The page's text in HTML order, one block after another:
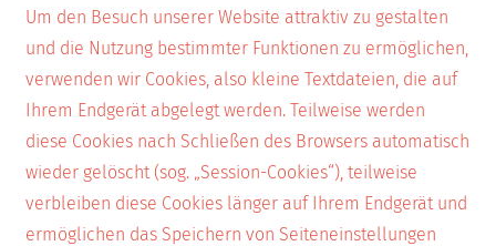
Um den Besuch unserer Website attraktiv zu gestalten
und die Nutzung bestimmter Funktionen zu ermöglichen,
verwenden wir Cookies, also kleine Textdateien, die auf
Ihrem Endgerät abgelegt werden. Teilweise werden
diese Cookies nach Schließen des Browsers automatisch
wieder gelöscht (sog. „Session-Cookies“), teilweise
verbleiben diese Cookies länger auf Ihrem Endgerät und
ermöglichen das Speichern von Seiteneinstellungen